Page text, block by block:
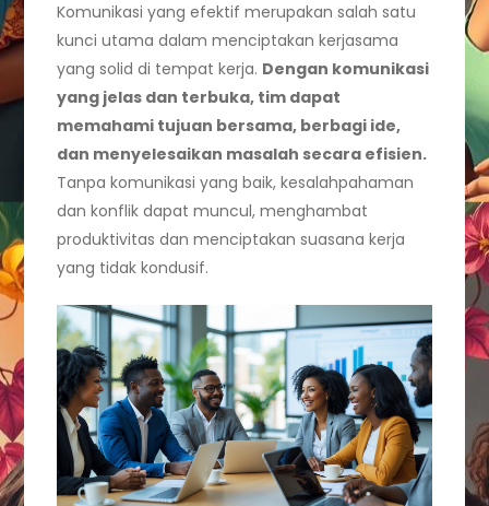
Komunikasi yang efektif merupakan salah satu
kunci utama dalam menciptakan kerjasama
yang solid di tempat kerja. Dengan komunikasi
yang jelas dan terbuka, tim dapat
memahami tujuan bersama, berbagi ide,
dan menyelesaikan masalah secara efisien.
Tanpa komunikasi yang baik, kesalahpahaman
dan konflik dapat muncul, menghambat
produktivitas dan menciptakan suasana kerja
yang tidak kondusif.